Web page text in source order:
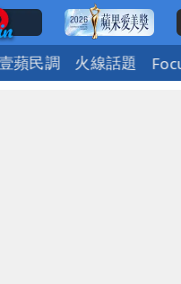
蘋民調 火線話題